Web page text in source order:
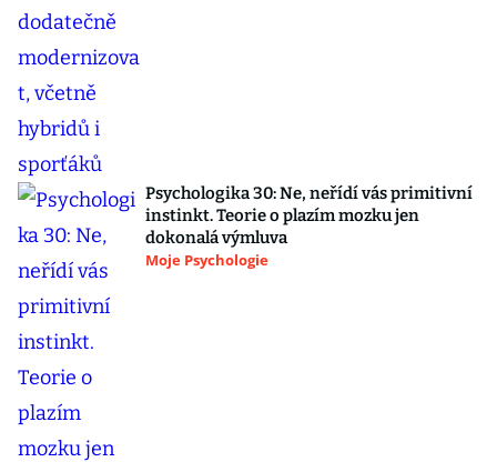
Psychologika 30: Ne, neřídí vás primitivní
instinkt. Teorie o plazím mozku jen
dokonalá výmluva
Moje Psychologie